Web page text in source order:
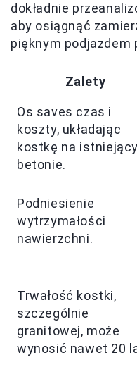
dokładnie
aby osiągnąć
pięknym podjazdem
Zalety
Os saves czas i
koszty, układając
kostkę na
betonie.
Podniesienie
wytrzymałości
nawierzchni.
Trwałość kostki,
szczególnie
granitowej, może
wynosić nawet 20